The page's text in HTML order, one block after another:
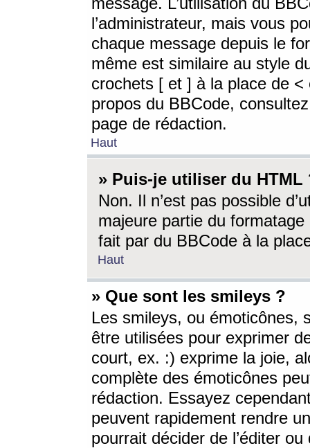
l’administrateur, mais vous
chaque message depuis le
même est similaire au style
crochets [ et ] à la place de <
propos du BBCode,
page de rédaction.
Haut
» Puis-je utiliser du HTML
Non. Il n’est pas possible
majeure partie du
fait par du BBCode à la
Haut
» Que sont les smileys ?
Les smileys, ou émoticônes,
être utilisées pour exprimer
court, ex. :) exprime la joie,
complète des émoticônes
rédaction. Essayez
peuvent rapidement rendre
pourrait décider de l’éditer